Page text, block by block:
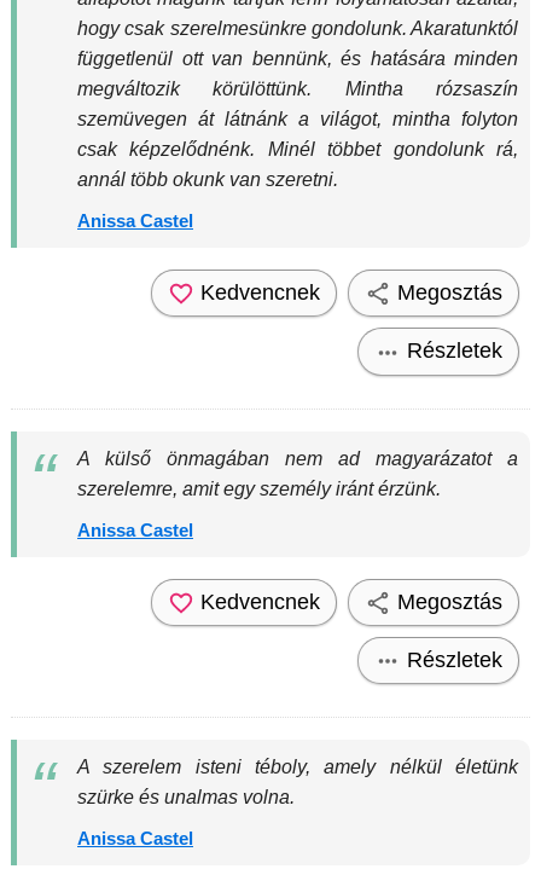
hogy csak szerelmesünkre gondolunk. Akaratunktól
függetlenül ott van bennünk, és hatására minden
megváltozik körülöttünk. Mintha rózsaszín
szemüvegen át látnánk a világot, mintha folyton
csak képzelődnénk. Minél többet gondolunk rá,
annál több okunk van szeretni.
Anissa Castel
Kedvencnek Megosztás
Részletek
A külső önmagában nem ad magyarázatot a
szerelemre, amit egy személy iránt érzünk.
Anissa Castel
Kedvencnek Megosztás
Részletek
A szerelem isteni téboly, amely nélkül életünk
szürke és unalmas volna.
Anissa Castel